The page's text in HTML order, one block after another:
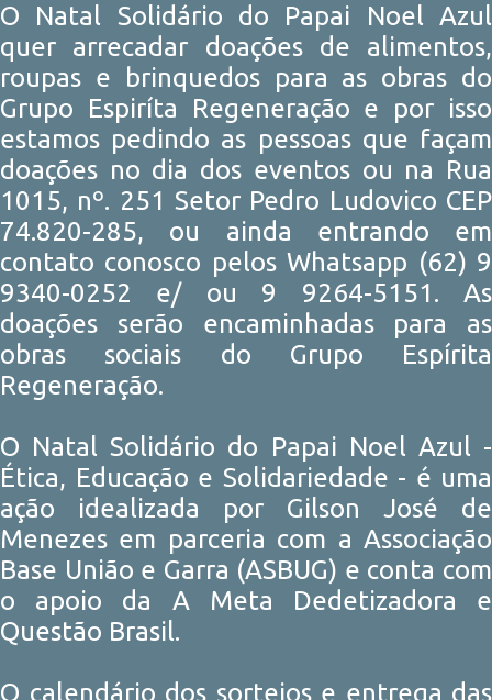
O Natal Solidário do Papai Noel Azul
quer arrecadar doações de alimentos,
roupas e brinquedos para as obras do
Grupo Espiríta Regeneração e por isso
estamos pedindo as pessoas que façam
doações no dia dos eventos ou na Rua
1015, nº. 251 Setor Pedro Ludovico CEP
74.820-285, ou ainda entrando em
contato conosco pelos Whatsapp (62) 9
9340-0252 e/ ou 9 9264-5151. As
doações serão encaminhadas para as
obras sociais do Grupo Espírita
Regeneração.
O Natal Solidário do Papai Noel Azul -
Ética, Educação e Solidariedade - é uma
ação idealizada por Gilson José de
Menezes em parceria com a Associação
Base União e Garra (ASBUG) e conta com
o apoio da A Meta Dedetizadora e
Questão Brasil.
O calendário dos sorteios e entrega das